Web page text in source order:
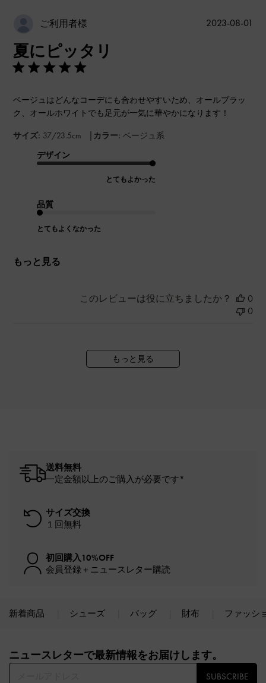
ご利用者様
夏にピッタリ
ベージュはどんなコーデにも合わせやすいため、オールブラッ
ク、オールホワイトでも足元が一気に華やかになります！
サイズ: 37/23.5cm | カラー: ベージュ系
デザイン
とてもよかった
品質
とてもよくなかった
もっと見る
2023-08-01
このレビューは役に立ちましたか？
0
0
もっと見る
送料無料
一定金額以上のご購入が必要です*
サイズ交換
１回無料
初回購入10%OFF
会員登録＋ニュースレター購読
新着商品 シューズ バッグ 財布 ファッシ
ニュースレターで最新情報をお届けします。​
SUBSCRIBE